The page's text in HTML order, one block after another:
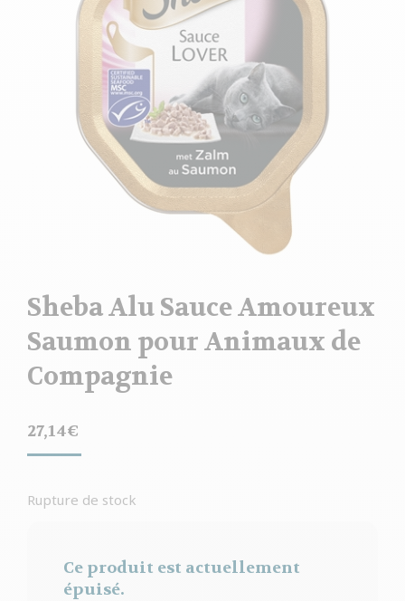
Sheba Alu Sauce Amoureux
Saumon pour Animaux de
Compagnie
27,14€
Rupture de stock
Ce produit est actuellement
épuisé.